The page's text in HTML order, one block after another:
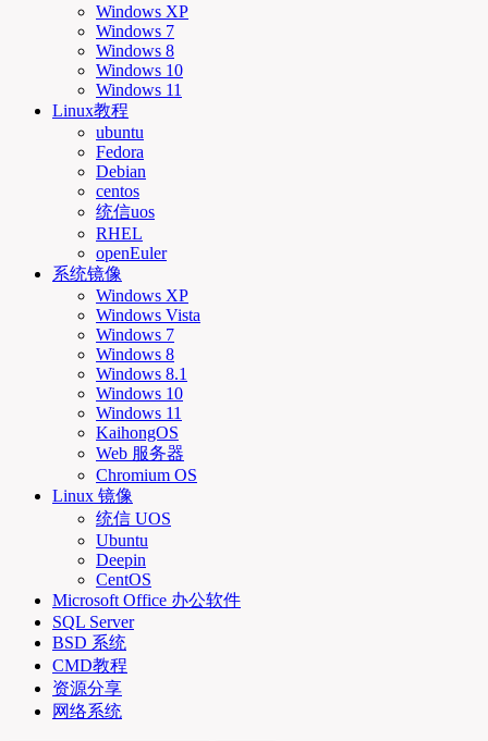
Windows XP
Windows 7
Windows 8
Windows 10
Windows 11
Linux教程
ubuntu
Fedora
Debian
centos
统信uos
RHEL
openEuler
系统镜像
Windows XP
Windows Vista
Windows 7
Windows 8
Windows 8.1
Windows 10
Windows 11
KaihongOS
Web 服务器
Chromium OS
Linux 镜像
统信 UOS
Ubuntu
Deepin
CentOS
Microsoft Office 办公软件
SQL Server
BSD 系统
CMD教程
资源分享
网络系统